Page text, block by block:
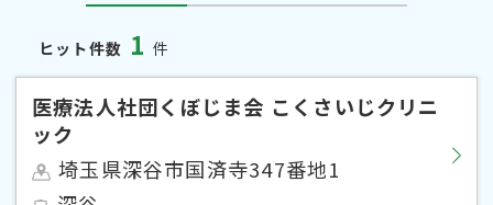
ヒット件数 1 件
医療法人社団くぼじま会 こくさいじクリニ
ック
埼玉県深谷市国済寺347番地1